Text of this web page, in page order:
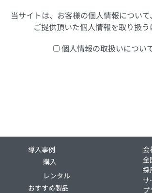
当サイトは、お客様の個人情報につい
ご提供頂いた個人情報を取り扱
個人情報の取扱いについ
導入事例
購入
レンタル
おすすめ製品
会
全
採
サ